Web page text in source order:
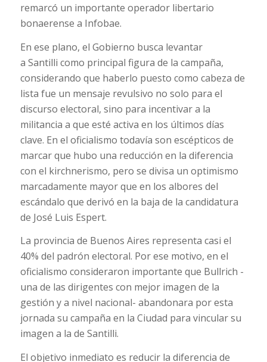
remarcó un importante operador libertario
bonaerense a Infobae.
En ese plano, el Gobierno busca levantar
a Santilli como principal figura de la campaña,
considerando que haberlo puesto como cabeza de
lista fue un mensaje revulsivo no solo para el
discurso electoral, sino para incentivar a la
militancia a que esté activa en los últimos días
clave. En el oficialismo todavía son escépticos de
marcar que hubo una reducción en la diferencia
con el kirchnerismo, pero se divisa un optimismo
marcadamente mayor que en los albores del
escándalo que derivó en la baja de la candidatura
de José Luis Espert.
La provincia de Buenos Aires representa casi el
40% del padrón electoral. Por ese motivo, en el
oficialismo consideraron importante que Bullrich -
una de las dirigentes con mejor imagen de la
gestión y a nivel nacional- abandonara por esta
jornada su campaña en la Ciudad para vincular su
imagen a la de Santilli.
El objetivo inmediato es reducir la diferencia de